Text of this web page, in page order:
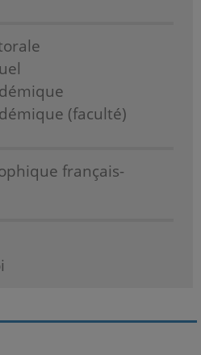
(faculté)
français-